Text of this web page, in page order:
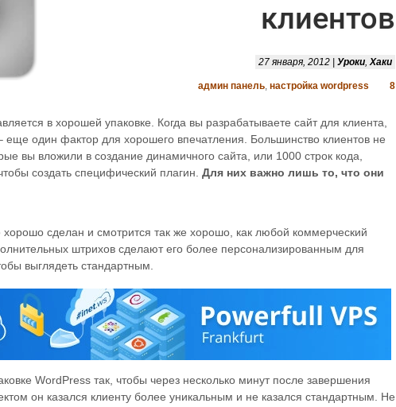
клиентов
27 января, 2012 | Уроки,Хаки
админ панель, настройка wordpress 8
в хорошей упаковке. Когда вы разрабатываете сайт для клиента,
еще один фактор для хорошего впечатления. Большинство клиентов не
вы вложили в создание динамичного сайта, или 1000 строк кода,
создать специфический плагин. Для них важно лишь то, что они
сделан и смотрится так же хорошо, как любой коммерческий
штрихов сделают его более персонализированным для
выглядеть стандартным.
WordPress так, чтобы через несколько минут после завершения
он казался клиенту более уникальным и не казался стандартным. Не